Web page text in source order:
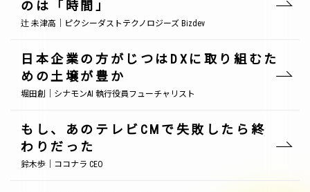
のは「時間」
辻 未津高｜ピクシーダストテクノロジーズ Bizdev
日本企業の方がじつはDXに取り組むた
めの土壌が豊か
堀田創｜シナモンAI 執行役員フューチャリスト
もし、あのテレビCMで失敗したら終
わりだった
鈴木歩｜ココナラ CEO